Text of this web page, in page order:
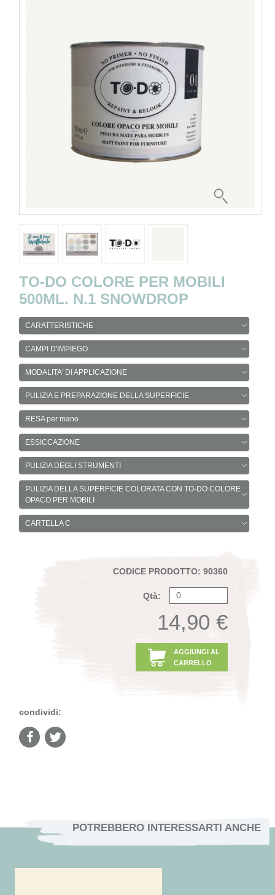
TO-DO COLORE PER MOBILI
500ML. N.1 SNOWDROP
CARATTERISTICHE
CAMPI D'IMPIEGO
MODALITA' DI APPLICAZIONE
PULIZIA E PREPARAZIONE DELLA SUPERFICIE
RESA per mano
ESSICCAZIONE
PULIZIA DEGLI STRUMENTI
PULIZIA DELLA SUPERFICIE COLORATA CON TO-DO COLORE
OPACO PER MOBILI
CARTELLA C
CODICE PRODOTTO: 90360
Qtà:
14,90 €
AGGIUNGI AL
CARRELLO
condividi:
POTREBBERO INTERESSARTI ANCHE